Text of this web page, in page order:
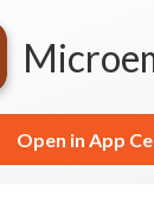
Open in App